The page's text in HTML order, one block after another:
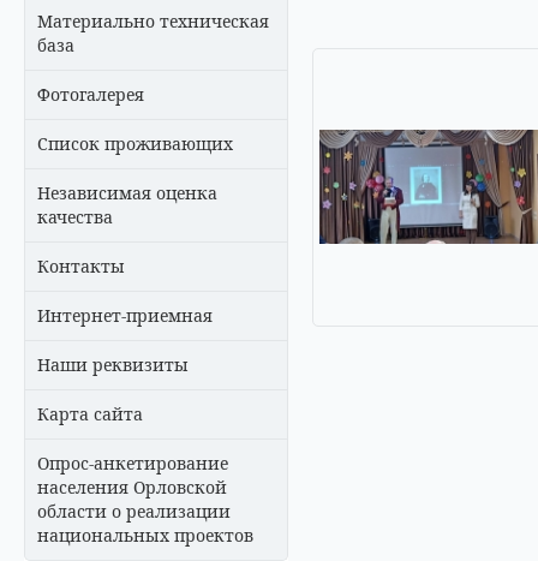
Материально техническая
база
Фотогалерея
Список проживающих
Независимая оценка
качества
Контакты
Интернет-приемная
Наши реквизиты
Карта сайта
Опрос-анкетирование
населения Орловской
области о реализации
национальных проектов